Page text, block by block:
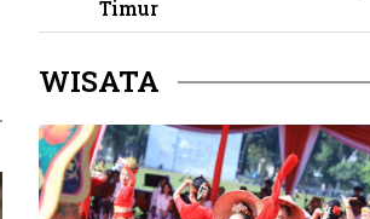
Timur
WISATA